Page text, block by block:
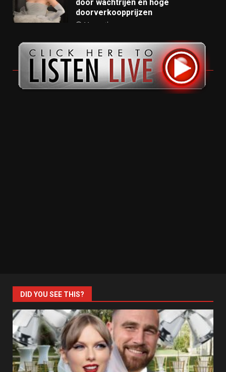
door wachtrijen en hoge
doorverkoopprijzen
11 months ago
DID YOU SEE THIS?